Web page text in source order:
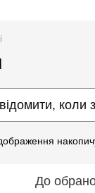
коли
До